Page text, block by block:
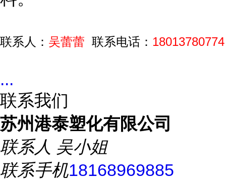
联系人： 吴蕾蕾 联系电话： 18013780774
...
联系我们
苏州港泰塑化有限公司
联系人 吴小姐
联系手机18168969885